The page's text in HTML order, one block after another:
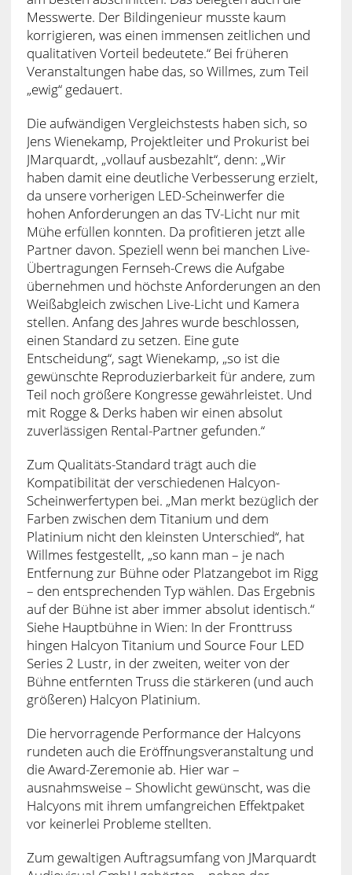
Messwerte. Der Bildingenieur musste kaum
korrigieren, was einen immensen zeitlichen und
qualitativen Vorteil bedeutete.“ Bei früheren
Veranstaltungen habe das, so Willmes, zum Teil
„ewig“ gedauert.
Die aufwändigen Vergleichstests haben sich, so
Jens Wienekamp, Projektleiter und Prokurist bei
JMarquardt, „vollauf ausbezahlt“, denn: „Wir
haben damit eine deutliche Verbesserung erzielt,
da unsere vorherigen LED-Scheinwerfer die
hohen Anforderungen an das TV-Licht nur mit
Mühe erfüllen konnten. Da profitieren jetzt alle
Partner davon. Speziell wenn bei manchen Live-
Übertragungen Fernseh-Crews die Aufgabe
übernehmen und höchste Anforderungen an den
Weißabgleich zwischen Live-Licht und Kamera
stellen. Anfang des Jahres wurde beschlossen,
einen Standard zu setzen. Eine gute
Entscheidung“, sagt Wienekamp, „so ist die
gewünschte Reproduzierbarkeit für andere, zum
Teil noch größere Kongresse gewährleistet. Und
mit Rogge & Derks haben wir einen absolut
zuverlässigen Rental-Partner gefunden.“
Zum Qualitäts-Standard trägt auch die
Kompatibilität der verschiedenen Halcyon-
Scheinwerfertypen bei. „Man merkt bezüglich der
Farben zwischen dem Titanium und dem
Platinium nicht den kleinsten Unterschied“, hat
Willmes festgestellt, „so kann man – je nach
Entfernung zur Bühne oder Platzangebot im Rigg
– den entsprechenden Typ wählen. Das Ergebnis
auf der Bühne ist aber immer absolut identisch.“
Siehe Hauptbühne in Wien: In der Fronttruss
hingen Halcyon Titanium und Source Four LED
Series 2 Lustr, in der zweiten, weiter von der
Bühne entfernten Truss die stärkeren (und auch
größeren) Halcyon Platinium.
Die hervorragende Performance der Halcyons
rundeten auch die Eröffnungsveranstaltung und
die Award-Zeremonie ab. Hier war –
ausnahmsweise – Showlicht gewünscht, was die
Halcyons mit ihrem umfangreichen Effektpaket
vor keinerlei Probleme stellten.
Zum gewaltigen Auftragsumfang von JMarquardt